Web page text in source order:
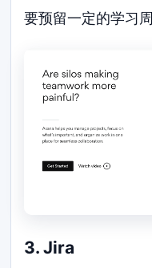
要预留一定的学习周
3. Jira